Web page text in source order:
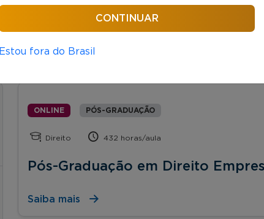
ONLINE PÓS-GRADUAÇÃO
Direito 432 horas/aula
Pós-Graduação em Direito
Saiba mais
Estou fora do Brasil